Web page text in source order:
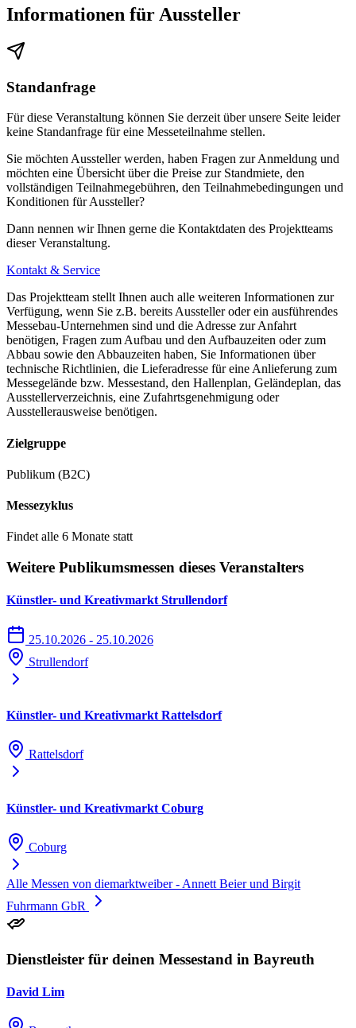
Informationen für Aussteller
Standanfrage
Für diese Veranstaltung können Sie derzeit über unsere Seite leider
keine Standanfrage für eine Messeteilnahme stellen.
Sie möchten Aussteller werden, haben Fragen zur Anmeldung und
möchten eine Übersicht über die Preise zur Standmiete, den
vollständigen Teilnahmegebühren, den Teilnahmebedingungen und
Konditionen für Aussteller?
Dann nennen wir Ihnen gerne die Kontaktdaten des Projektteams
dieser Veranstaltung.
Kontakt & Service
Das Projektteam stellt Ihnen auch alle weiteren Informationen zur
Verfügung, wenn Sie z.B. bereits Aussteller oder ein ausführendes
Messebau-Unternehmen sind und die Adresse zur Anfahrt
benötigen, Fragen zum Aufbau und den Aufbauzeiten oder zum
Abbau sowie den Abbauzeiten haben, Sie Informationen über
technische Richtlinien, die Lieferadresse für eine Anlieferung zum
Messegelände bzw. Messestand, den Hallenplan, Geländeplan, das
Ausstellerverzeichnis, eine Zufahrtsgenehmigung oder
Ausstellerausweise benötigen.
Zielgruppe
Publikum (B2C)
Messezyklus
Findet alle 6 Monate statt
Weitere Publikumsmessen dieses Veranstalters
Künstler- und Kreativmarkt Strullendorf
25.10.2026 - 25.10.2026
Strullendorf
Künstler- und Kreativmarkt Rattelsdorf
Rattelsdorf
Künstler- und Kreativmarkt Coburg
Coburg
Alle Messen von diemarktweiber - Annett Beier und Birgit
Fuhrmann GbR
Dienstleister für deinen Messestand in Bayreuth
David Lim